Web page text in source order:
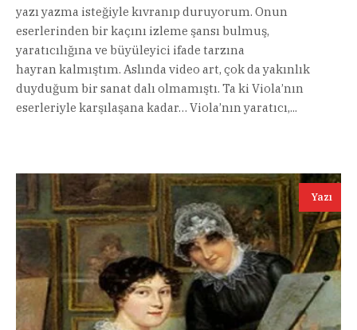
yazı yazma isteğiyle kıvranıp duruyorum. Onun
eserlerinden bir kaçını izleme şansı bulmuş,
yaratıcılığına ve büyüleyici ifade tarzına
hayran kalmıştım. Aslında video art, çok da yakınlık
duyduğum bir sanat dalı olmamıştı. Ta ki Viola’nın
eserleriyle karşılaşana kadar… Viola’nın yaratıcı,...
Yazı